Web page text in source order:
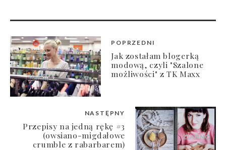
POPRZEDNI
Jak zostałam blogerką
modową, czyli "Szalone
możliwości" z TK Maxx
NASTĘPNY
Przepisy na jedną rękę #3
(owsiano-migdałowe
crumble z rabarbarem)